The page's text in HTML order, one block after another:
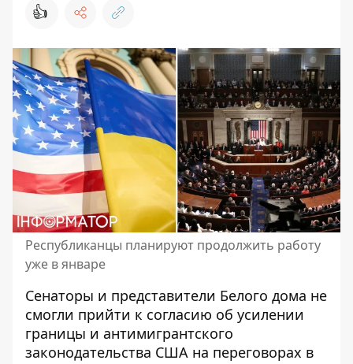
👍
Республиканцы планируют продолжить работу
уже в январе
Сенаторы и представители Белого дома не
смогли прийти к согласию об усилении
границы и антимигрантского
законодательства США на переговорах в